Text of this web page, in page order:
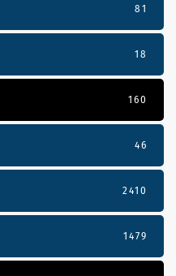
81
18
160
46
2410
1479